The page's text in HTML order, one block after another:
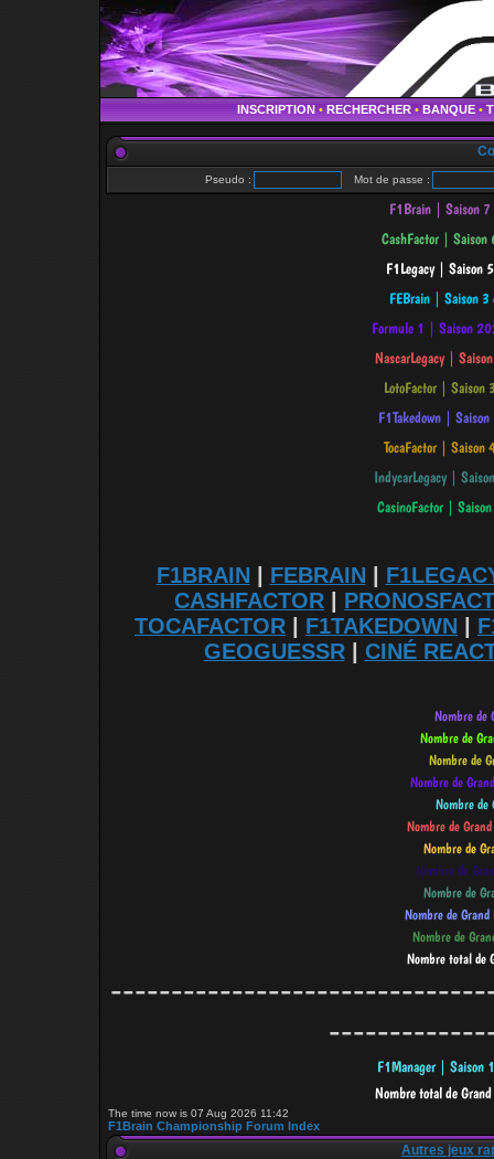
INSCRIPTION • RECHERCHER • BANQUE •
Pseudo : Mot de passe :
F1BRAIN FEBRAIN
CASHFACTOR
TOCAFACTOR
F1TAKEDOWN
GEOGUESSR| CINÉ
The time now is 07 Aug 2026 11:42
F1Brain Championship Forum Index
Autres jeux